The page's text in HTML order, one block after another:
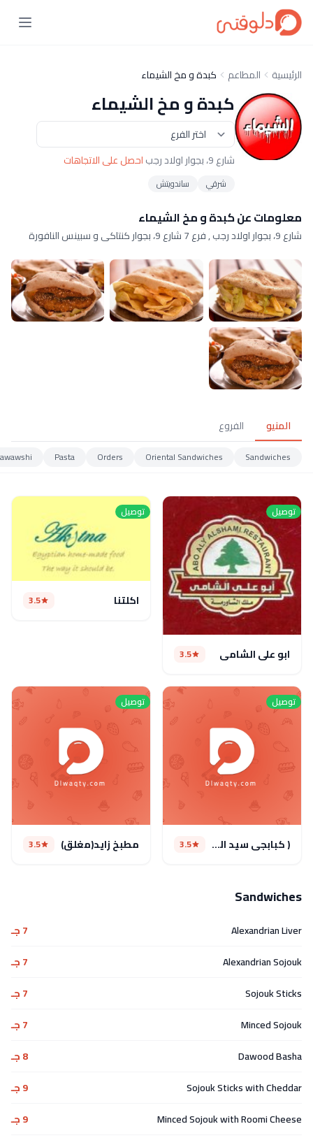
الرئيسية المطاعم كبدة و مخ الشيماء
كبدة و مخ الشيماء
شارع 9، بجوار اولاد رجب احصل على الاتجاهات
شرقي ساندويتش
معلومات عن كبدة و مخ الشيماء
شارع 9، بجوار اولاد رجب , فرع 7 شارع 9، بجوار كنتاكى و سبينس النافورة
المنيو الفروع
Sandwiches
Oriental Sandwiches
Orders
Pasta
توصيل
ابو علي الشامي 3.5
توصيل
اكلتنا 3.5
توصيل
( كبابجى سيد العربى ( مغلق مؤقتا 3.5
توصيل
مطبخ زايد(مغلق) 3.5
Sandwiches
Alexandrian Liver
7 جـ
Alexandrian Sojouk
7 جـ
Sojouk Sticks
7 جـ
Minced Sojouk
7 جـ
Dawood Basha
8 جـ
Sojouk Sticks with Cheddar
9 جـ
Minced Sojouk with Roomi Cheese
9 جـ